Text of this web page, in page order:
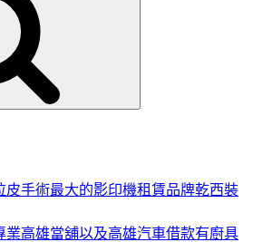
皮手術最大的影印機租賃品牌乾西裝
業高雄當舖以及高雄汽車借款有廚具